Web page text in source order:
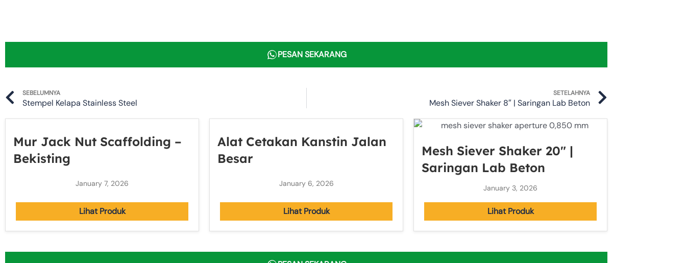
PESAN SEKARANG
Prev
SEBELUMNYA
Stempel Kelapa Stainless Steel
SETELAHNYA
Mesh Siever Shaker 8″ | Saringan Lab Beton
Mur Jack Nut Scaffolding –
Bekisting
January 7, 2026
Lihat Produk
Alat Cetakan Kanstin Jalan
Besar
January 6, 2026
Lihat Produk
Mesh Siever Shaker 20″ |
Saringan Lab Beton
January 3, 2026
Lihat Produk